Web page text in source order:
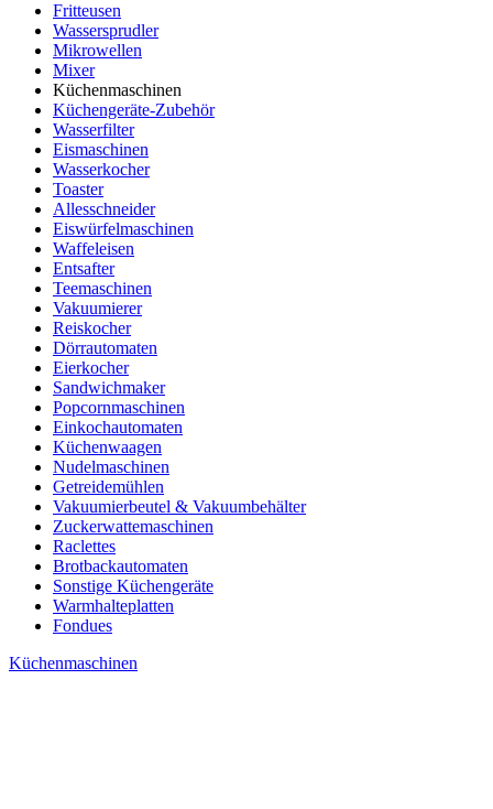
Fritteusen
Wassersprudler
Mikrowellen
Mixer
Küchenmaschinen
Küchengeräte-Zubehör
Wasserfilter
Eismaschinen
Wasserkocher
Toaster
Allesschneider
Eiswürfelmaschinen
Waffeleisen
Entsafter
Teemaschinen
Vakuumierer
Reiskocher
Dörrautomaten
Eierkocher
Sandwichmaker
Popcornmaschinen
Einkochautomaten
Küchenwaagen
Nudelmaschinen
Getreidemühlen
Vakuumierbeutel & Vakuumbehälter
Zuckerwattemaschinen
Raclettes
Brotbackautomaten
Sonstige Küchengeräte
Warmhalteplatten
Fondues
Küchenmaschinen